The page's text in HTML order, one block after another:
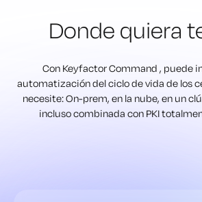
Donde quiera
Con Keyfactor Command , puede
automatización del ciclo de vida de los
necesite: On-prem, en la nube, en un
incluso combinada con PKI